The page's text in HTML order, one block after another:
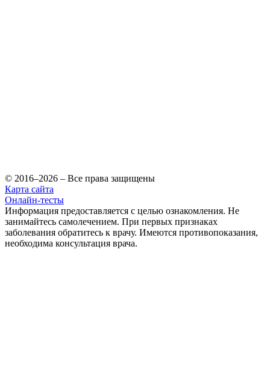
© 2016–2026 – Все права защищены
Карта сайта
Онлайн-тесты
Информация предоставляется с целью ознакомления. Не
занимайтесь самолечением. При первых признаках
заболевания обратитесь к врачу. Имеются противопоказания,
необходима консультация врача.